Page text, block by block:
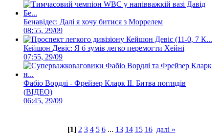
Бенавідес: Далі я хочу битися з Моррелем
08:55, 29/09
Кейшон Девіс: Я б зумів легко перемогти Хейні
07:55, 29/09
Фабіо Вордлі - Фрейзер Кларк ІІ. Битва поглядів
(ВІДЕО)
06:45, 29/09
[1] 2 3 4 5 6... 13 14 15 16 далі »